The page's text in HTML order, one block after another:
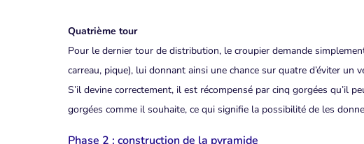
Quatrième tour
Pour le dernier tour de distribution, le croupier demande
carreau, pique), lui donnant ainsi une chance sur quatre d’éviter
S’il devine correctement, il est récompensé par cinq gorgées qu’il
gorgées comme il souhaite, ce qui signifie la possibilité de les
Phase 2 : construction de la pyramide